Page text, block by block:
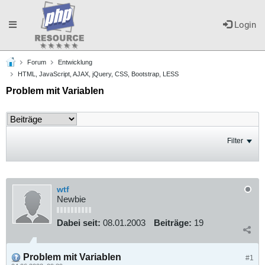
Login
Toggle
navigation
Forum
Entwicklung
HTML, JavaScript, AJAX, jQuery, CSS, Bootstrap, LESS
Problem mit Variablen
Filter
wtf
Newbie
Dabei seit: 08.01.2003 Beiträge: 19
#1
Problem mit Variablen